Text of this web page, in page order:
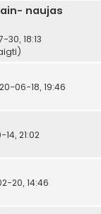
naujas
30, 18:13
06-18, 19:46
14, 21:02
20, 14:46